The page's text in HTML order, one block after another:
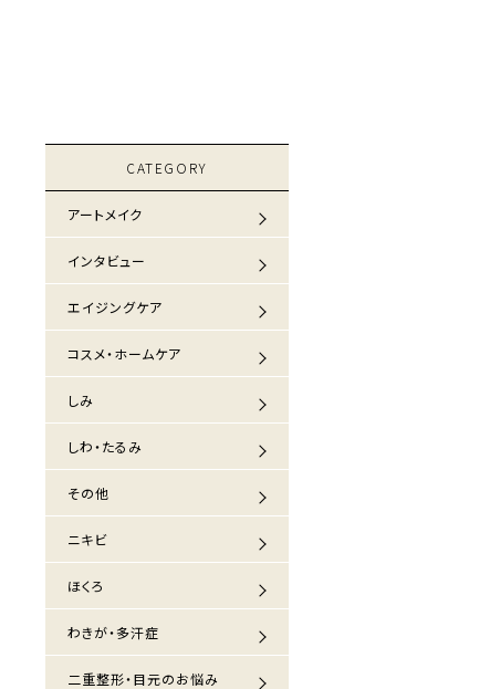
CATEGORY
アートメイク
インタビュー
エイジングケア
コスメ・ホームケア
しみ
しわ・たるみ
その他
ニキビ
ほくろ
わきが・多汗症
二重整形・目元のお悩み